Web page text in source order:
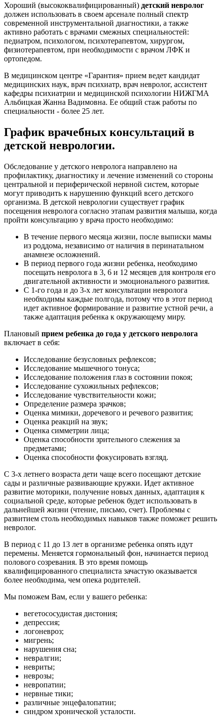
Хороший (высококвалифицированный) детский невролог
должен использовать в своем арсенале полный спектр
современной инструментальной диагностики, а также
активно работать с врачами смежных специальностей:
педиатром, психологом, психотерапевтом, хирургом,
физиотерапевтом, при необходимости с врачом ЛФК и
ортопедом.
В медицинском центре «Гарантия» прием ведет кандидат
медицинских наук, врач психиатр, врач невролог, ассистент
кафедры психиатрии и медицинской психологии НИЖГМА
Альбицкая Жанна Вадимовна. Ее общий стаж работы по
специальности - более 25 лет.
График врачебных консультаций в
детской неврологии.
Обследование у детского невролога направлено на
профилактику, диагностику и лечение изменений со стороны
центральной и периферической нервной систем, которые
могут приводить к нарушению функций всего детского
организма. В детской неврологии существует график
посещения невролога согласно этапам развития малыша, когда
пройти консультацию у врача просто необходимо:
В течение первого месяца жизни, после выписки мамы
из роддома, независимо от наличия в перинатальном
анамнезе осложнений.
В период первого года жизни ребенка, необходимо
посещать невролога в 3, 6 и 12 месяцев для контроля его
двигательной активности и эмоционального развития.
С 1-го года и до 3-х лет консультации невролога
необходимы каждые полгода, потому что в этот период
идет активное формирование и развитие устной речи, а
также адаптация ребенка к окружающему миру.
Плановый прием ребенка до года у детского невролога
включает в себя:
Исследование безусловных рефлексов;
Исследование мышечного тонуса;
Исследование положения глаз в состоянии покоя;
Исследование сухожильных рефлексов;
Исследование чувствительности кожи;
Определение размера зрачков;
Оценка мимики, доречевого и речевого развития;
Оценка реакций на звук;
Оценка симметрии лица;
Оценка способности зрительного слежения за
предметами;
Оценка способности фокусировать взгляд.
С 3-х летнего возраста дети чаще всего посещают детские
сады и различные развивающие кружки. Идет активное
развитие моторики, получение новых данных, адаптация к
социальной среде, которые ребенок будет использовать в
дальнейшей жизни (чтение, письмо, счет). Проблемы с
развитием столь необходимых навыков также поможет решить
невролог.
В период с 11 до 13 лет в организме ребенка опять идут
перемены. Меняется гормональный фон, начинается период
полового созревания. В это время помощь
квалифицированного специалиста зачастую оказывается
более необходима, чем опека родителей.
Мы поможем Вам, если у вашего ребенка:
вегетососудистая дистония;
депрессия;
логоневроз;
мигрень;
нарушения сна;
невралгии;
невриты;
неврозы;
невропатии;
нервные тики;
различные энцефалопатии;
синдром хронической усталости.